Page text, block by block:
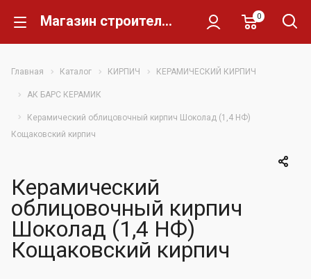
Магазин строительных материалов Склад Кирпича 0
Главная Каталог КИРПИЧ КЕРАМИЧЕСКИЙ КИРПИЧ
АК БАРС КЕРАМИК
Керамический облицовочный кирпич Шоколад (1,4 НФ)
Кощаковский кирпич
Керамический
облицовочный кирпич
Шоколад (1,4 НФ)
Кощаковский кирпич